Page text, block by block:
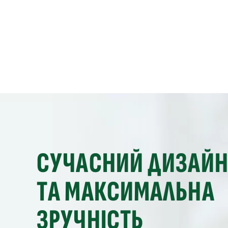
СУЧАСНИЙ ДИЗАЙН
ТА МАКСИМАЛЬНА
ЗРУЧНІСТЬ